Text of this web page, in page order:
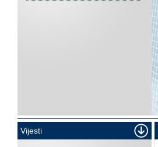
Vijesti